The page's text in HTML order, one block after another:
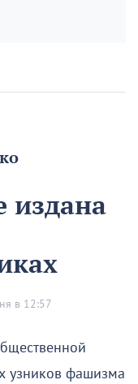
издана
в 12:57
узников фашизма